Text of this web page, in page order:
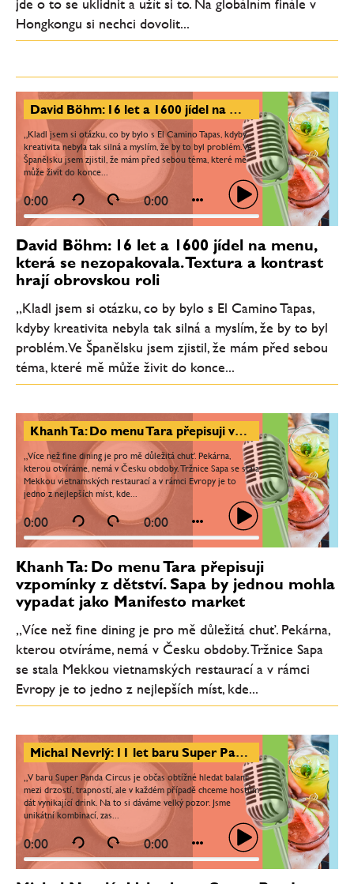
jde o to se uklidnit a užít si to. Na globálním finále v
Hongkongu si nechci dovolit...
David Böhm: 16 let a 1600 jídel na menu, která se nezopakovala. Textura a kontrast hrají obrovskou roli
„Kladl jsem si otázku, co by bylo s El Camino Tapas, kdyby
kreativita nebyla tak silná a myslím, že by to byl problém. Ve
Španělsku jsem zjistil, že mám před sebou téma, které mě
může živit do konce...
0:00 0:00
David Böhm: 16 let a 1600 jídel na menu,
která se nezopakovala. Textura a kontrast
hrají obrovskou roli
„Kladl jsem si otázku, co by bylo s El Camino Tapas,
kdyby kreativita nebyla tak silná a myslím, že by to byl
problém. Ve Španělsku jsem zjistil, že mám před sebou
téma, které mě může živit do konce...
Khanh Ta: Do menu Tara přepisuji vzpomínky z dětství. Sapa by jednou mohla vypadat jako Manifesto market
„Více než fine dining je pro mě důležitá chuť. Pekárna,
kterou otvíráme, nemá v Česku obdoby. Tržnice Sapa se stala
Mekkou vietnamských restaurací a v rámci Evropy je to
jedno z nejlepších míst, kde...
0:00 0:00
Khanh Ta: Do menu Tara přepisuji
vzpomínky z dětství. Sapa by jednou mohla
vypadat jako Manifesto market
„Více než fine dining je pro mě důležitá chuť. Pekárna,
kterou otvíráme, nemá v Česku obdoby. Tržnice Sapa
se stala Mekkou vietnamských restaurací a v rámci
Evropy je to jedno z nejlepších míst, kde...
Michal Nevrlý: 11 let baru Super Panda Circus. Party, které jsme zažívali na začátku, se tak trochu vrací
„V baru Super Panda Circus je občas obtížné hledat balanc
mezi drzostí, trapností, ale v každém případě chceme hostům
dát vynikající drink. Na to si dáváme velký pozor. Jsme
unikátní kombinací, zas...
0:00 0:00